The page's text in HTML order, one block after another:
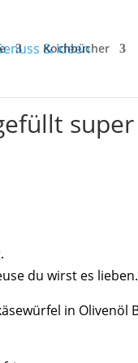
Kochbücher
du wirst es lieben.
in Olivenöl